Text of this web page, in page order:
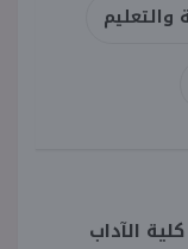
والتعليم
الآداب